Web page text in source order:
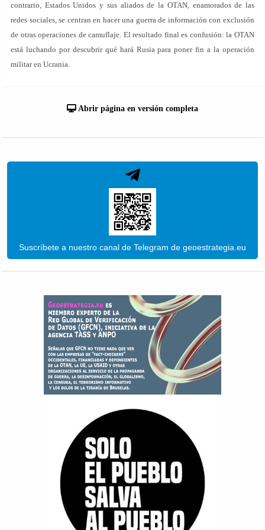
contrario, Estados Unidos y sus aliados de la OTAN, enamorados de las
redes sociales, se centran en hacer una guerra de información con exclusión
de otras operaciones de camuflaje. El resultado final es confusión: la OTAN
está luchando por descubrir qué hará Rusia para poner fin a la operación
militar en Ucrania.
Abrir página en versión completa
Suscríbete a nuestro canal de Telegram de geoestrategia.eu